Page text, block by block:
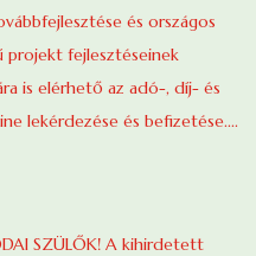
és országos
projekt fejlesztéseinek
is elérhető az adó-, díj- és
lekérdezése és befizetése....
SZÜLŐK! A kihirdetett